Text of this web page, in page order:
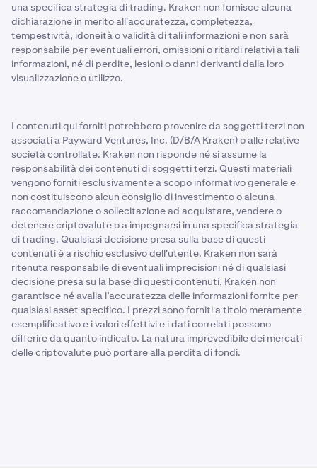
una specifica strategia di trading. Kraken non fornisce alcuna
dichiarazione in merito all'accuratezza, completezza,
tempestività, idoneità o validità di tali informazioni e non sarà
responsabile per eventuali errori, omissioni o ritardi relativi a tali
informazioni, né di perdite, lesioni o danni derivanti dalla loro
visualizzazione o utilizzo.
I contenuti qui forniti potrebbero provenire da soggetti terzi non
associati a Payward Ventures, Inc. (D/B/A Kraken) o alle relative
società controllate. Kraken non risponde né si assume la
responsabilità dei contenuti di soggetti terzi. Questi materiali
vengono forniti esclusivamente a scopo informativo generale e
non costituiscono alcun consiglio di investimento o alcuna
raccomandazione o sollecitazione ad acquistare, vendere o
detenere criptovalute o a impegnarsi in una specifica strategia
di trading. Qualsiasi decisione presa sulla base di questi
contenuti è a rischio esclusivo dell'utente. Kraken non sarà
ritenuta responsabile di eventuali imprecisioni né di qualsiasi
decisione presa su la base di questi contenuti. Kraken non
garantisce né avalla l’accuratezza delle informazioni fornite per
qualsiasi asset specifico. I prezzi sono forniti a titolo meramente
esemplificativo e i valori effettivi e i dati correlati possono
differire da quanto indicato. La natura imprevedibile dei mercati
delle criptovalute può portare alla perdita di fondi.